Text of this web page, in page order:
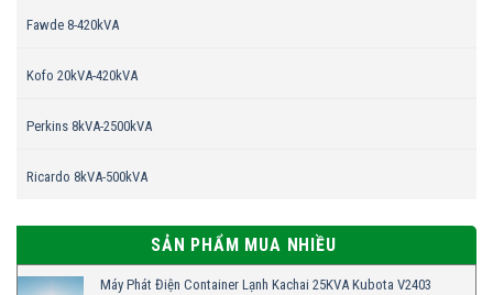
Fawde 8-420kVA
Kofo 20kVA-420kVA
Perkins 8kVA-2500kVA
Ricardo 8kVA-500kVA
SẢN PHẨM MUA NHIỀU
Máy Phát Điện Container Lạnh Kachai 25KVA Kubota V2403